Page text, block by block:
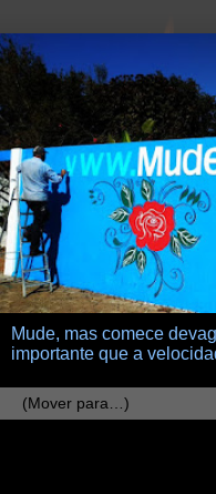
Mude, mas comece
importante que a